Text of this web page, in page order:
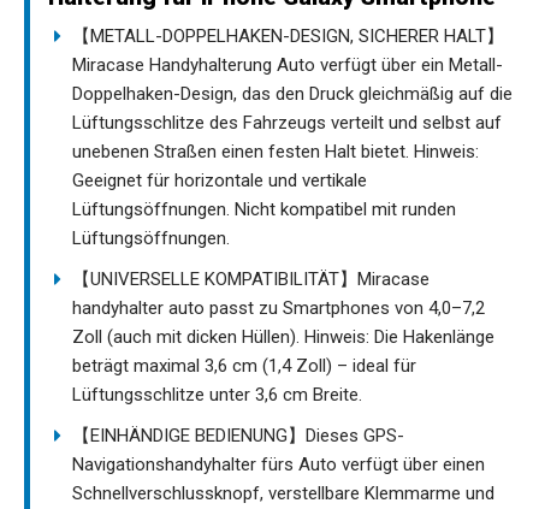
【METALL-DOPPELHAKEN-DESIGN, SICHERER HALT】
Miracase Handyhalterung Auto verfügt über ein Metall-
Doppelhaken-Design, das den Druck gleichmäßig auf die
Lüftungsschlitze des Fahrzeugs verteilt und selbst auf
unebenen Straßen einen festen Halt bietet. Hinweis:
Geeignet für horizontale und vertikale
Lüftungsöffnungen. Nicht kompatibel mit runden
Lüftungsöffnungen.
【UNIVERSELLE KOMPATIBILITÄT】Miracase
handyhalter auto passt zu Smartphones von 4,0–7,2
Zoll (auch mit dicken Hüllen). Hinweis: Die Hakenlänge
beträgt maximal 3,6 cm (1,4 Zoll) – ideal für
Lüftungsschlitze unter 3,6 cm Breite.
【EINHÄNDIGE BEDIENUNG】Dieses GPS-
Navigationshandyhalter fürs Auto verfügt über einen
Schnellverschlussknopf, verstellbare Klemmarme und